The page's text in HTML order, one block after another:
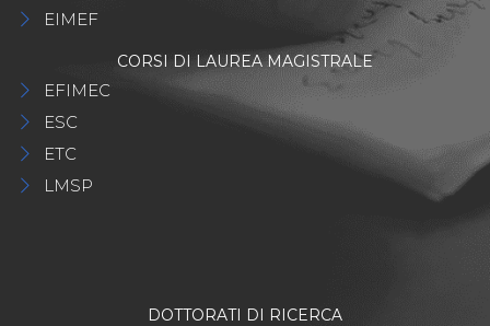
EIMEF
CORSI DI LAUREA MAGISTRALE
EFIMEC
ESC
ETC
LMSP
DOTTORATI DI RICERCA